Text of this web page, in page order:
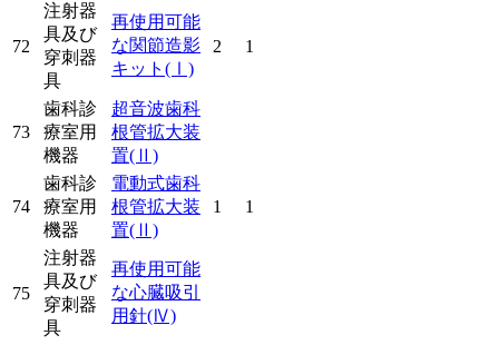
72
注射器
具及び
穿刺器
具
再使用可能
な関節造影
キット (Ⅰ)
2 1
73
歯科診
療室用
機器
超音波歯科
根管拡大装
置(Ⅱ)
74
歯科診
療室用
機器
電動式歯科
根管拡大装
置(Ⅱ)
1 1
75
注射器
具及び
穿刺器
具
再使用可能
な心臓吸引
用針(Ⅳ)